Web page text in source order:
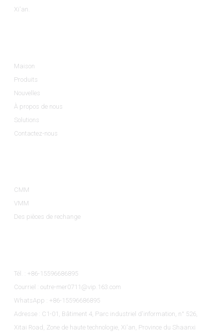
Xi'an.
Maison
Produits
Nouvelles
À propos de nous
Solutions
Contactez-nous
CMM
VMM
Des pièces de rechange
Tél. : +86-15596686895
Courriel : outre-mer0711@vip.163.com
WhatsApp : +86-15596686895
Adresse : C1-01, Bâtiment 4, Parc industriel d'information, n° 526,
Xitai Road, Zone de haute technologie, Xi'an, Province du Shaanxi